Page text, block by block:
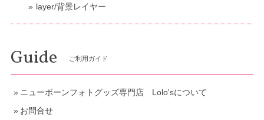
layer/背景レイヤー
Guide ご利用ガイド
ニューボーンフォトグッズ専門店 Lolo'sについて
お問合せ